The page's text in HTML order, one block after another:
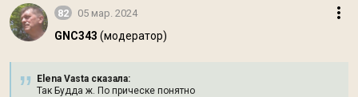
82 05 мар. 2024
GNC343 (модератор)
Elena Vasta сказалa:
Так Будда ж. По прическе понятно